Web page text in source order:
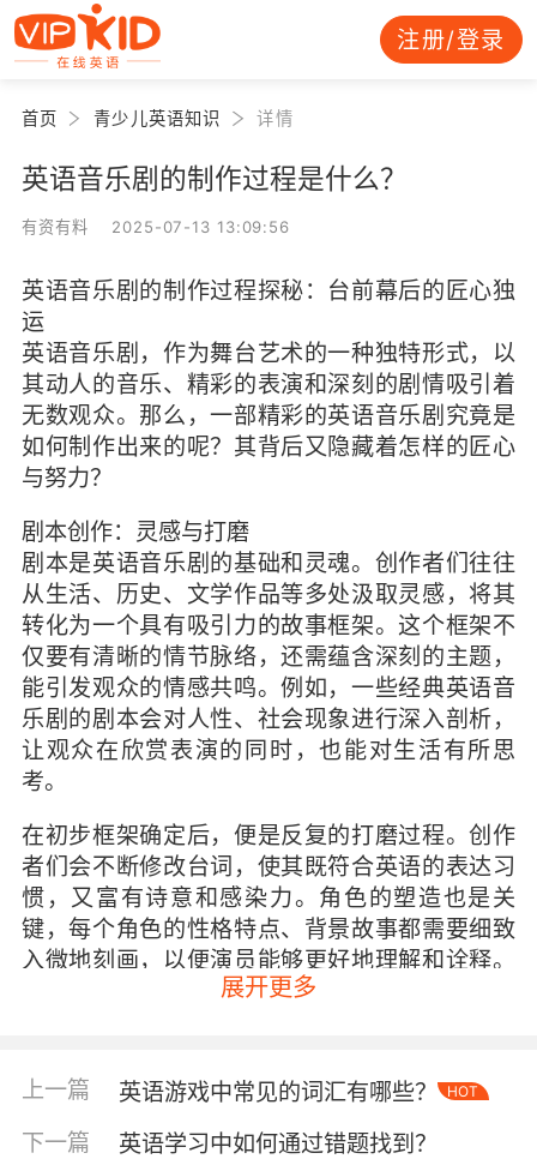
注册/登录
首页 青少儿英语知识 详情
英语音乐剧的制作过程是什么？
有资有料 2025-07-13 13:09:56
英语音乐剧的制作过程探秘：台前幕后的匠心独
运
英语音乐剧，作为舞台艺术的一种独特形式，以
其动人的音乐、精彩的表演和深刻的剧情吸引着
无数观众。那么，一部精彩的英语音乐剧究竟是
如何制作出来的呢？其背后又隐藏着怎样的匠心
与努力？
剧本创作：灵感与打磨
剧本是英语音乐剧的基础和灵魂。创作者们往往
从生活、历史、文学作品等多处汲取灵感，将其
转化为一个具有吸引力的故事框架。这个框架不
仅要有清晰的情节脉络，还需蕴含深刻的主题，
能引发观众的情感共鸣。例如，一些经典英语音
乐剧的剧本会对人性、社会现象进行深入剖析，
让观众在欣赏表演的同时，也能对生活有所思
考。
在初步框架确定后，便是反复的打磨过程。创作
者们会不断修改台词，使其既符合英语的表达习
惯，又富有诗意和感染力。角色的塑造也是关
键，每个角色的性格特点、背景故事都需要细致
入微地刻画，以便演员能够更好地理解和诠释。
同时，还要考虑到剧情的节奏，合理安排冲突与
音乐创作：旋律与情感
音乐在英语音乐剧占据着举足轻重的地位。作曲
家会根据剧本的主题和情感氛围，创作出风格各
展开更多
上一篇 英语游戏中常见的词汇有哪些？ HOT
下一篇 英语学习中如何通过错题找到？